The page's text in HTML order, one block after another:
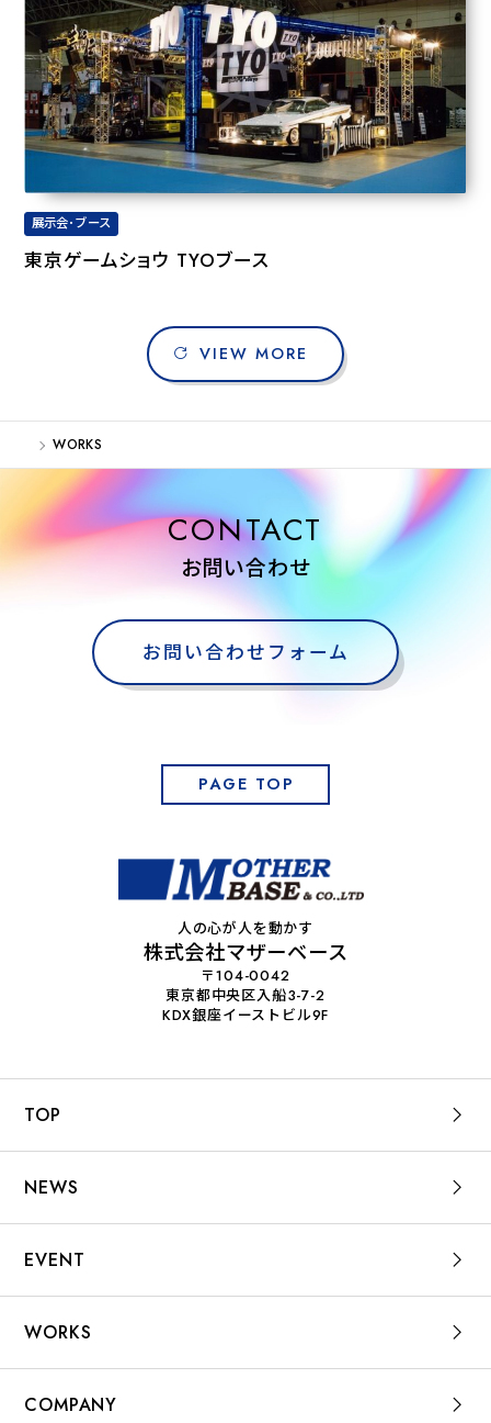
展示会･ブース
東京ゲームショウ TYOブース
VIEW MORE
WORKS
CONTACT
お問い合わせ
お問い合わせフォーム
PAGE TOP
人の心が人を動かす
株式会社マザーベース
〒104-0042
東京都中央区入船3-7-2
KDX銀座イーストビル9F
TOP
NEWS
EVENT
WORKS
COMPANY